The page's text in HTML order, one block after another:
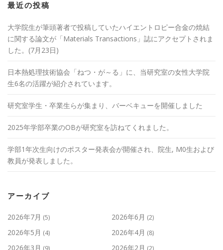
最近の投稿
大学院生が筆頭著者で投稿していたハイエントロピー合金の焼結
に関する論文が「Materials Transactions」誌にアクセプトされま
した。(7月23日)
日本熱処理技術協会「ねつ・が～る」に、当研究室の女性大学院
生6名の活躍が紹介されています。
研究室学生・卒業生らが集まり、バーベキューを開催しました
2025年学部卒業のOBが研究室を訪ねてくれました。
学部1年次生向けのポスター発表会が開催され、院生, M0生および
教員が発表しました。
アーカイブ
2026年7月 (5) 2026年6月 (2)
2026年5月 (4) 2026年4月 (8)
2026年3月 (9) 2026年2月 (2)